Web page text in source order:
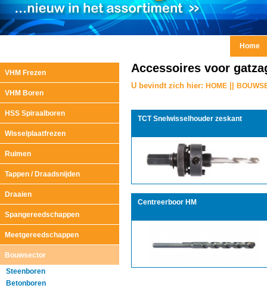
Home
VHM Frezen
VHM Boren
HSS Spiraalboren
Wisselplaatfrezen
Ruimen
Tappen / Draadsnijden
Draaien
Spangereedschappen
Meetgereedschappen
Bouwsector
Steenboren
Betonboren
Accessoires voor
U bevindt zich hier: HOME
TCT Snelwisselhouder zeskant
Centreerboor HM